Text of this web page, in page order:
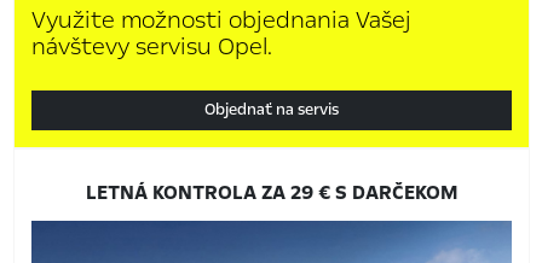
Využite možnosti objednania Vašej
návštevy servisu Opel.
Objednať na servis
LETNÁ KONTROLA ZA 29 € S DARČEKOM